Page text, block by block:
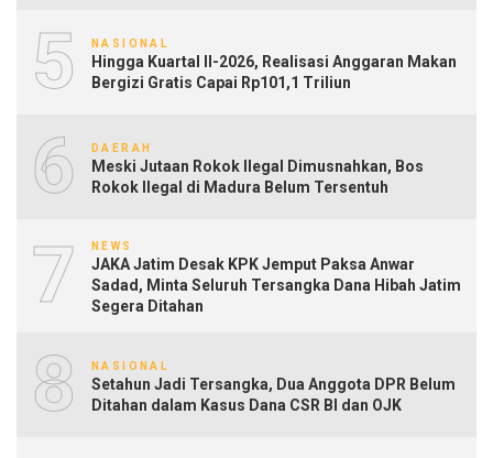
5 NASIONAL
Hingga Kuartal II-2026, Realisasi Anggaran Makan
Bergizi Gratis Capai Rp101,1 Triliun
6 DAERAH
Meski Jutaan Rokok Ilegal Dimusnahkan, Bos
Rokok Ilegal di Madura Belum Tersentuh
7 NEWS
JAKA Jatim Desak KPK Jemput Paksa Anwar
Sadad, Minta Seluruh Tersangka Dana Hibah Jatim
Segera Ditahan
8 NASIONAL
Setahun Jadi Tersangka, Dua Anggota DPR Belum
Ditahan dalam Kasus Dana CSR BI dan OJK